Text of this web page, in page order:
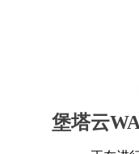
堡塔云